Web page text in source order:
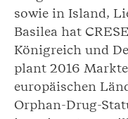
sowie in Island,
Basilea hat
Königreich und
plant 2016
europäischen
Orphan-Drug-